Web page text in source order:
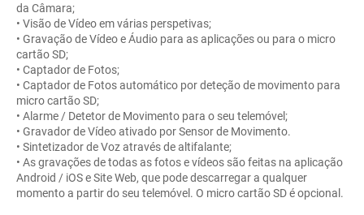
da Câmara;
• Visão de Vídeo em várias perspetivas;
• Gravação de Vídeo e Áudio para as aplicações ou para o micro
cartão SD;
• Captador de Fotos;
• Captador de Fotos automático por deteção de movimento para
micro cartão SD;
• Alarme / Detetor de Movimento para o seu telemóvel;
• Gravador de Vídeo ativado por Sensor de Movimento.
• Sintetizador de Voz através de altifalante;
• As gravações de todas as fotos e vídeos são feitas na aplicação
Android / iOS e Site Web, que pode descarregar a qualquer
momento a partir do seu telemóvel. O micro cartão SD é opcional.